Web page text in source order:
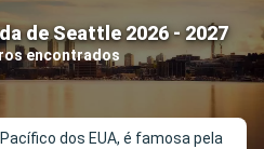
de Seattle 2026 - 2027
encontrados
Companhias
dos EUA, é famosa pela